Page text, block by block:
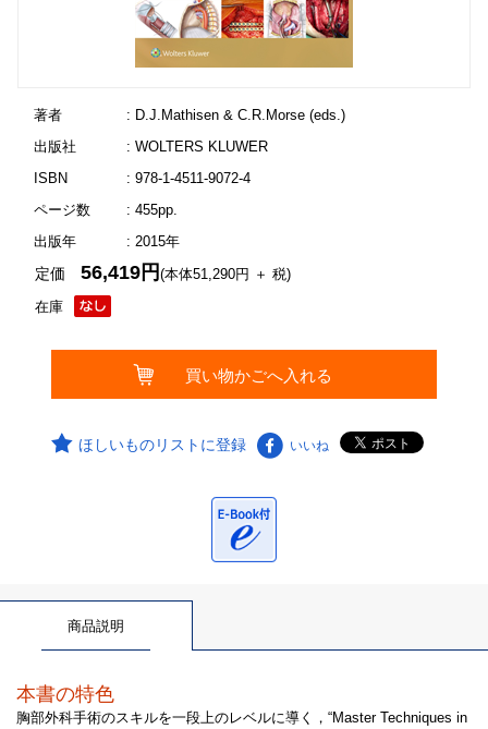
著者
: D.J.Mathisen & C.R.Morse (eds.)
出版社
: WOLTERS KLUWER
ISBN
: 978-1-4511-9072-4
ページ数
: 455pp.
出版年
: 2015年
在庫
定価56,419円(本体51,290円 ＋ 税)
ほしいものリストに登録 いいね
商品説明
本書の特色
胸部外科手術のスキルを一段上のレベルに導く，“Master Techniques in